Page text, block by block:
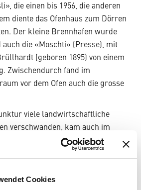
Cookies
die einen bis 1956, die anderen
diente das Ofenhaus zum Dörren
Der kleine Brennhafen wurde
die «Moschti» (Presse), mit
(geboren 1895) von einem
Zwischendurch fand im
vor dem Ofen auch die grosse
viele landwirtschaftliche
verschwanden, kam auch im
Ende für das Ofenhaus. Man buk